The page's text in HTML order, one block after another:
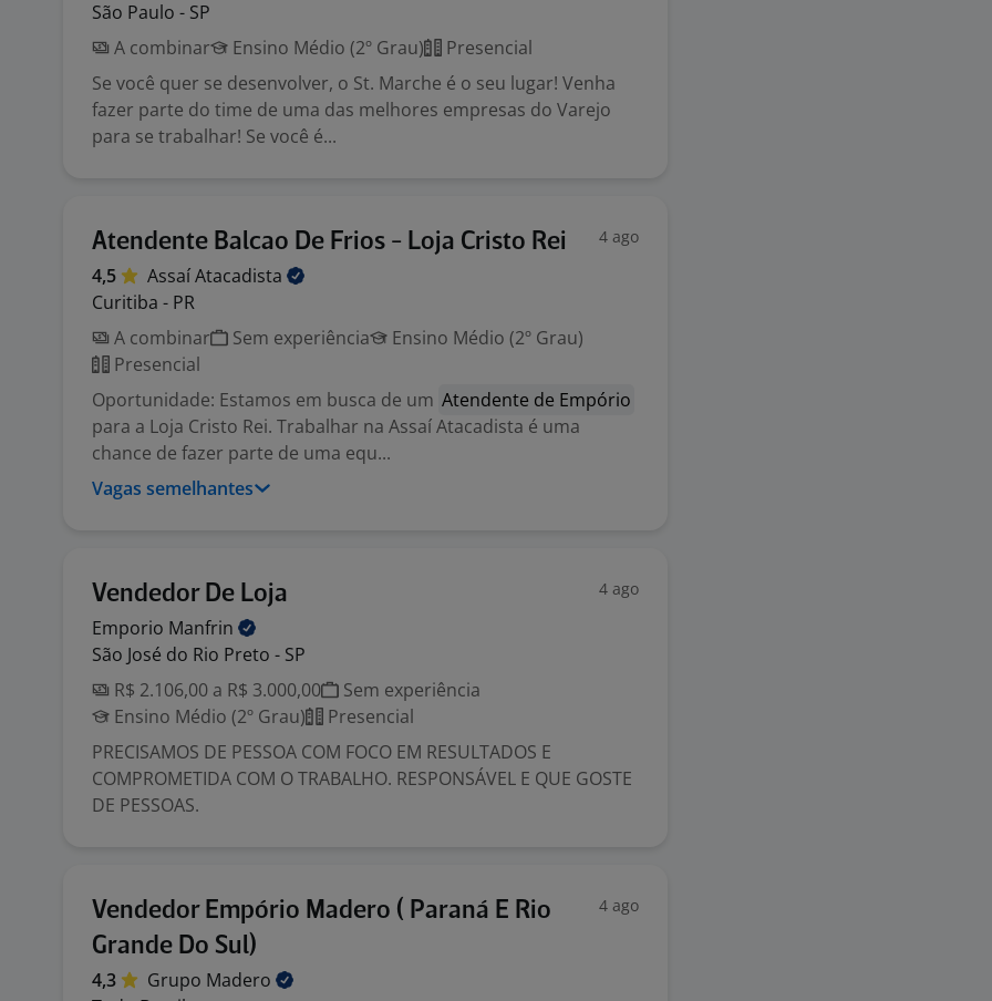
São Paulo - SP
A combinar
Ensino Médio (2º Grau)
Presencial
Se você quer se desenvolver, o St. Marche é o seu lugar! Venha
fazer parte do time de uma das melhores empresas do Varejo
para se trabalhar! Se você é...
Atendente Balcao De Frios - Loja Cristo Rei 4 ago
4,5 AssaíAtacadista
Curitiba - PR
A combinar
Sem experiência
Ensino Médio (2º Grau)
Presencial
Oportunidade: Estamos em busca de um Atendente de Empório
para a Loja Cristo Rei. Trabalhar na Assaí Atacadista é uma
chance de fazer parte de uma equ...
Vagas semelhantes
Vendedor De Loja 4 ago
Emporio Manfrin
São José do Rio Preto - SP
R$ 2.106,00 a R$ 3.000,00
Sem experiência
Ensino Médio (2º Grau)
Presencial
PRECISAMOS DE PESSOA COM FOCO EM RESULTADOS E
COMPROMETIDA COM O TRABALHO. RESPONSÁVEL E QUE GOSTE
DE PESSOAS.
Vendedor Empório Madero ( Paraná E Rio
Grande Do Sul)
4 ago
4,3 Grupo Madero